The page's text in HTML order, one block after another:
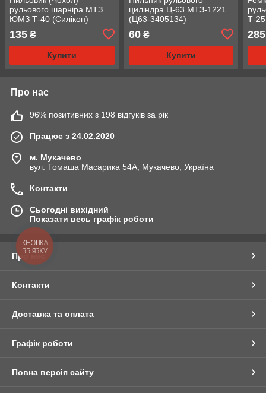
рульового шарніра МТЗ
ЮМЗ Т-40 (Силікон)
135 ₴
Купити
циліндра Ц-63 МТЗ-1221
(Ц63-3405134)
60₴
Купити
Т-
285
Про нас
96% позитивних з 198 відгуків за рік
Працює з 24.02.2020
м. Мукачево
вул. Томаша Масарика 54А, Мукачево, Україна
Контакти
Сьогодні вихідний
Показати весь графік роботи
Про нас
Контакти
Доставка та оплата
Графік роботи
Повна версія сайту
КНОПКА
ЗВ'ЯЗКУ